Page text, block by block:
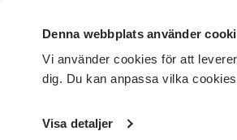
Denna webbplats använder
Vi använder cookies för att
dig. Du kan anpassa vilka
Visa detaljer
DET HÄR GÖR VI FÖR DIG SOM
Startsida / Kurser och evenemang